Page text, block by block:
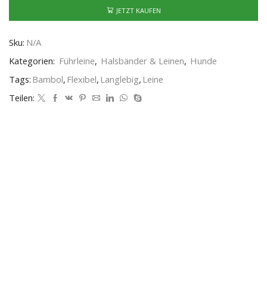
JETZT KAUFEN
Sku: N/A
Kategorien: Führleine, Halsbänder & Leinen, Hunde
Tags: Bambol, Flexibel, Langlebig, Leine
Teilen: